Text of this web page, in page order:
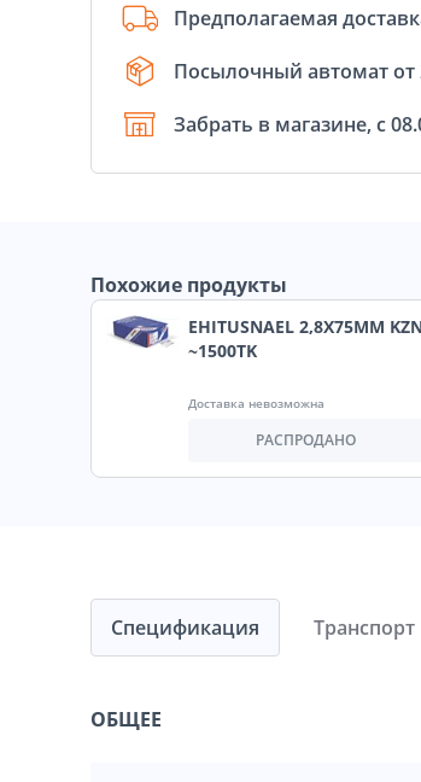
Предполагаемая
Посылочный автомат от
Забрать в магазине, с
Похожие продукты
EHITUSNAEL 2,8X75MM
~1500TK
Доставка невозможна
РАСПРОДАНО
Спецификация
ОБЩЕЕ
Транспорт